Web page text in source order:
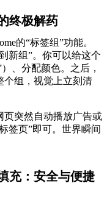
终极解药
的“标签组”功能。
新组”。你可以给这个
、分配颜色。之后，
个组，视觉上立刻清
页突然自动播放广告或
签页”即可。世界瞬间
充：安全与便捷